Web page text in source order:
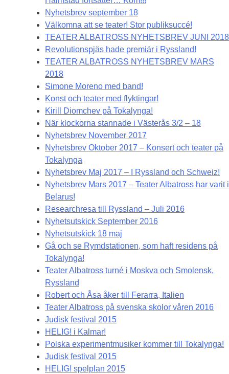
Nyhetsbrev september 18
Välkomna att se teater! Stor publiksuccé!
TEATER ALBATROSS NYHETSBREV JUNI 2018
Revolutionspjäs hade premiär i Ryssland!
TEATER ALBATROSS NYHETSBREV MARS
2018
Simone Moreno med band!
Konst och teater med flyktingar!
Kirill Diomchev på Tokalynga!
När klockorna stannade i Västerås 3/2 – 18
Nyhetsbrev November 2017
Nyhetsbrev Oktober 2017 – Konsert och teater på
Tokalynga
Nyhetsbrev Maj 2017 – I Ryssland och Schweiz!
Nyhetsbrev Mars 2017 – Teater Albatross har varit i
Belarus!
Researchresa till Ryssland – Juli 2016
Nyhetsutskick September 2016
Nyhetsutskick 18 maj
Gå och se Rymdstationen, som haft residens på
Tokalynga!
Teater Albatross turné i Moskva och Smolensk,
Ryssland
Robert och Åsa åker till Ferarra, Italien
Teater Albatross på svenska skolor våren 2016
Judisk festival 2015
HELIG! i Kalmar!
Polska experimentmusiker kommer till Tokalynga!
Judisk festival 2015
HELIG! spelplan 2015